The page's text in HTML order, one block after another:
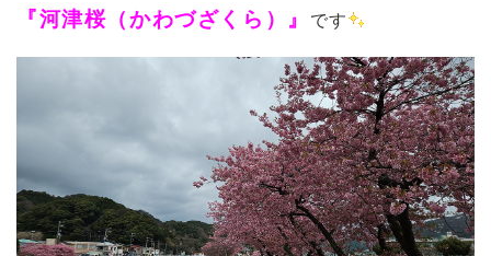
『河津桜（かわづざくら）』 です